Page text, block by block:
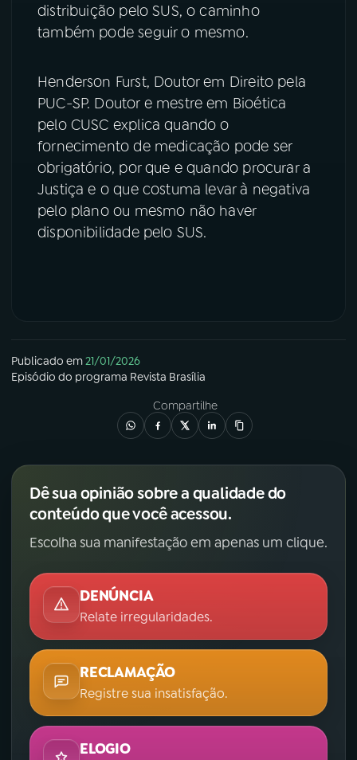
Instagram X
distribuição pelo SUS, o caminho
também pode seguir o mesmo.
Henderson Furst, Doutor em Direito pela
PUC-SP. Doutor e mestre em Bioética
pelo CUSC explica quando o
fornecimento de medicação pode ser
obrigatório, por que e quando procurar a
Justiça e o que costuma levar à negativa
pelo plano ou mesmo não haver
disponibilidade pelo SUS.
Publicado em21/01/2026
Episódio do programa Revista Brasília
Compartilhe
Dê sua opinião sobre a qualidade do
conteúdo que você acessou.
Escolha sua manifestação em apenas um clique.
DENÚNCIA
Relate irregularidades.
RECLAMAÇÃO
Registre sua insatisfação.
ELOGIO